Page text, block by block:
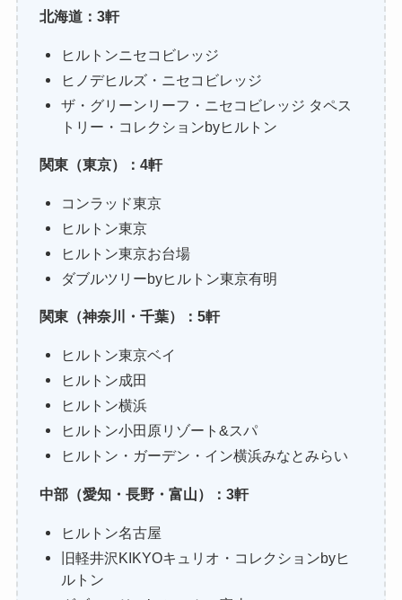
北海道：3軒
ヒルトンニセコビレッジ
ヒノデヒルズ・ニセコビレッジ
ザ・グリーンリーフ・ニセコビレッジ タペス
トリー・コレクションbyヒルトン
関東（東京）：4軒
コンラッド東京
ヒルトン東京
ヒルトン東京お台場
ダブルツリーbyヒルトン東京有明
関東（神奈川・千葉）：5軒
ヒルトン東京ベイ
ヒルトン成田
ヒルトン横浜
ヒルトン小田原リゾート&スパ
ヒルトン・ガーデン・イン横浜みなと​みらい
中部（愛知・長野・富山）：3軒
ヒルトン名古屋
旧軽井沢KIKYOキュリオ・コレクションbyヒ
ルトン